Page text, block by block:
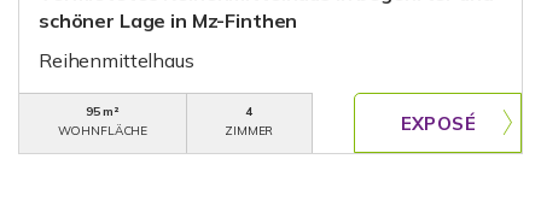
schöner Lage in Mz-Finthen
Reihenmittelhaus
95 m²
WOHNFLÄCHE
4
ZIMMER